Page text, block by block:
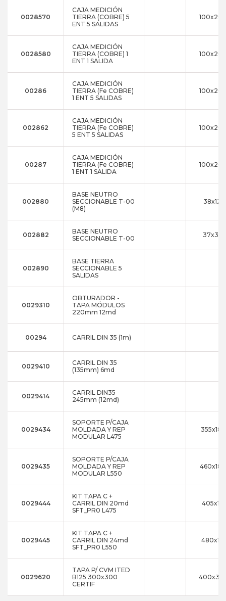
0028570
CAJA MEDICIÓN
TIERRA (COBRE) 5
ENT 5 SALIDAS
0028580
CAJA MEDICIÓN
TIERRA (COBRE) 1
ENT 1 SALIDA
00286
CAJA MEDICIÓN
TIERRA (Fe COBRE)
1 ENT 5 SALIDAS
002862
CAJA MEDICIÓN
TIERRA (Fe COBRE)
5 ENT 5 SALIDAS
00287
CAJA MEDICIÓN
TIERRA (Fe COBRE)
1 ENT 1 SALIDA
002880
BASE NEUTRO
SECCIONABLE T-00
(M8)
002882
BASE NEUTRO
SECCIONABLE T-00
002890
BASE TIERRA
SECCIONABLE 5
SALIDAS
0029310
OBTURADOR -
TAPA MÓDULOS
220mm 12md
00294 CARRIL DIN 35 (1m)
0029410
CARRIL DIN 35
(135mm) 6md
0029414
CARRIL DIN35
245mm (12md)
0029434
SOPORTE P/CAJA
MOLDADA Y REP
MODULAR L475
0029435
SOPORTE P/CAJA
MOLDADA Y REP
MODULAR L550
0029444
KIT TAPA C +
CARRIL DIN 20md
SFT_PR0 L475
0029445
KIT TAPA C +
CARRIL DIN 24md
SFT_PR0 L550
0029620
TAPA P/ CVM ITED
B125 300x300
CERTIF